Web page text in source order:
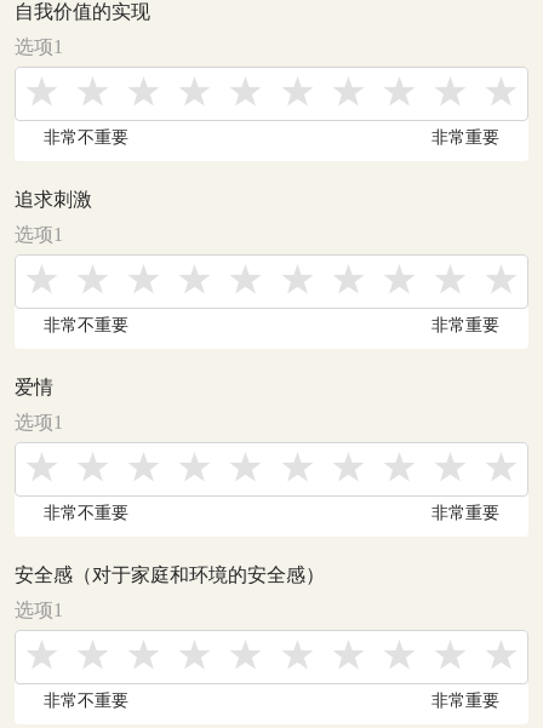
自我价值的实现
选项1
非常不重要 非常重要
追求刺激
选项1
非常不重要 非常重要
爱情
选项1
非常不重要 非常重要
安全感（对于家庭和环境的安全感）
选项1
非常不重要 非常重要